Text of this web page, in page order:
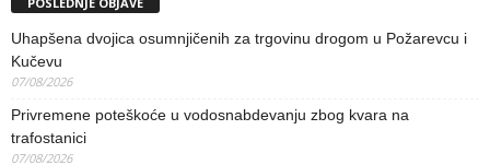
Uhapšena dvojica osumnjičenih za trgovinu drogom u Požarevcu i
Kučevu
07/08/2026
Privremene poteškoće u vodosnabdevanju zbog kvara na
trafostanici
07/08/2026